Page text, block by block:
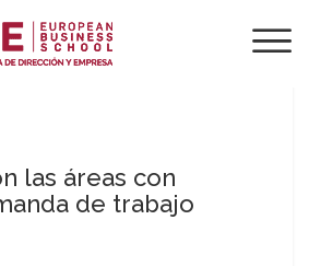
las áreas con
de trabajo